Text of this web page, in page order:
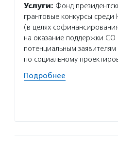
Услуги: Фонд
грантовые конкурсы
(в целях
на оказание поддержки
потенциальным
по социальному
Подробнее